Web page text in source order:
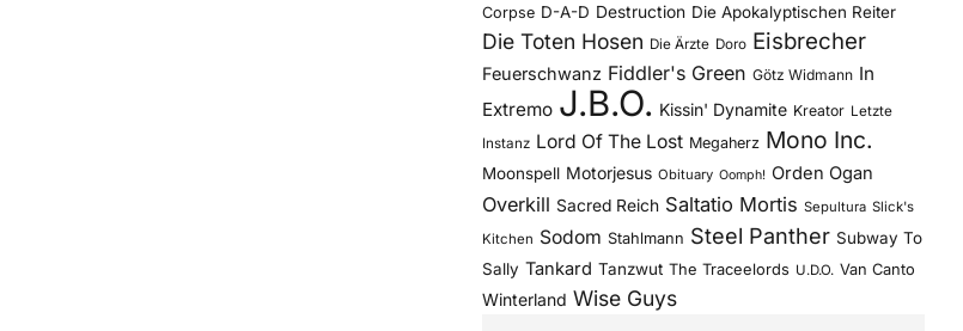
Corpse D-A-D Destruction Die Apokalyptischen Reiter
Die Toten Hosen Die Ärzte Doro Eisbrecher
Feuerschwanz Fiddler's Green Götz Widmann In
Extremo J.B.O. Kissin' Dynamite Kreator Letzte
Instanz Lord Of The Lost Megaherz Mono Inc.
Moonspell Motorjesus Obituary Oomph! Orden Ogan
Overkill Sacred Reich Saltatio Mortis Sepultura Slick's
Kitchen Sodom Stahlmann Steel Panther Subway To
Sally Tankard Tanzwut The Traceelords U.D.O. Van Canto
Winterland Wise Guys